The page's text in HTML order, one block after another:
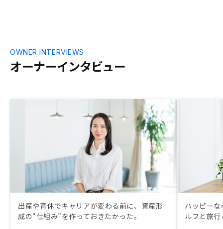
オーナーインタビュー
OWNER INTERVIEWS
出産や育休でキャリアが変わる前に、資産形
成の“仕組み”を作っておきたかった。
ハッピー
ルフと旅